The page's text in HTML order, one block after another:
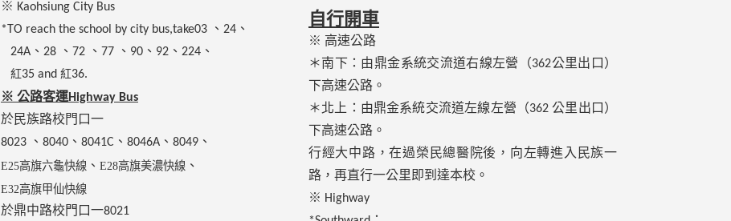
※ Kaohsiung City Bus
*TO reach the school by city bus,take03
、24、
24A、 28 、 72 、 77 、90、92、 224、
紅35 and 紅36.
※ 公路客運Highway Bus
於民族路校門口一
8023
、 8040 、 8041C 、8046A、 8049、
E25高旗六龜快線 、 E28高旗美濃快線 、
E32高旗甲仙快線
於鼎中路校門口一8021
自行開車
※ 高速公路
＊南下：由鼎金系統交流道右線左營（362公里出口）
下高速公路。
＊北上：由鼎金系統交流道左線左營（362公里出口）
下高速公路。
行經大中路，在過榮民總醫院後，向左轉進入民族一
路，再直行一公里即到達本校。
※ Highway